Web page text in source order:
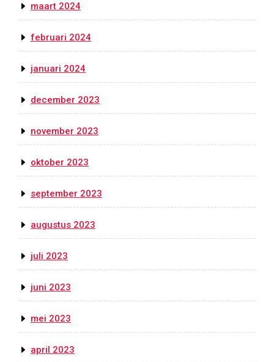
maart 2024
februari 2024
januari 2024
december 2023
november 2023
oktober 2023
september 2023
augustus 2023
juli 2023
juni 2023
mei 2023
april 2023